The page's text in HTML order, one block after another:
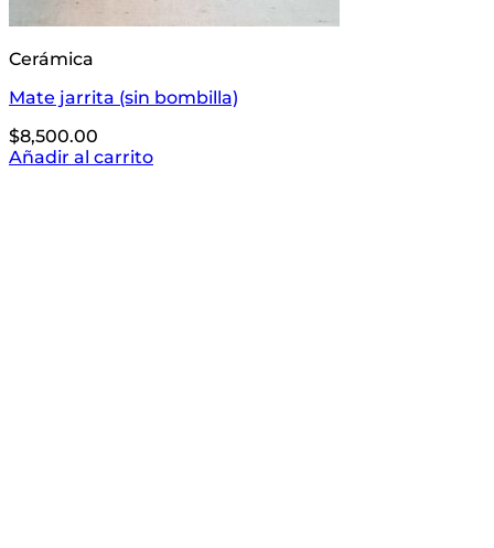
Cerámica
Mate jarrita (sin bombilla)
$8,500.00
Añadir al carrito